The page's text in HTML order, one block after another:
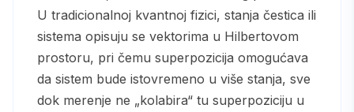
U tradicionalnoj kvantnoj fizici, stanja čestica ili
sistema opisuju se vektorima u Hilbertovom
prostoru, pri čemu superpozicija omogućava
da sistem bude istovremeno u više stanja, sve
dok merenje ne „kolabira“ tu superpoziciju u